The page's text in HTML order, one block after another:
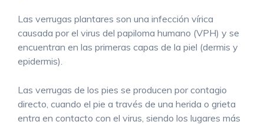
Las verrugas plantares son una infección vírica
causada por el virus del papiloma humano (VPH) y se
encuentran en las primeras capas de la piel (dermis y
epidermis).
Las verrugas de los pies se producen por contagio
directo, cuando el pie a través de una herida o grieta
entra en contacto con el virus, siendo los lugares más